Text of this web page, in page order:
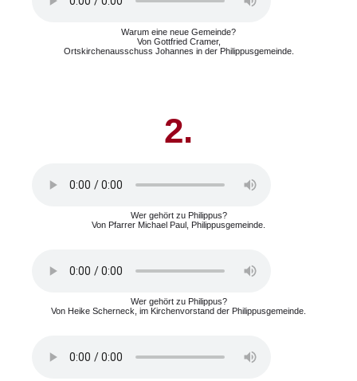
Warum eine neue Gemeinde?
Von Gottfried Cramer,
Ortskirchenausschuss Johannes in der Philippusgemeinde.
2.
Wer gehört zu Philippus?
Von Pfarrer Michael Paul, Philippusgemeinde.
Wer gehört zu Philippus?
Von Heike Scherneck, im Kirchenvorstand der Philippusgemeinde.